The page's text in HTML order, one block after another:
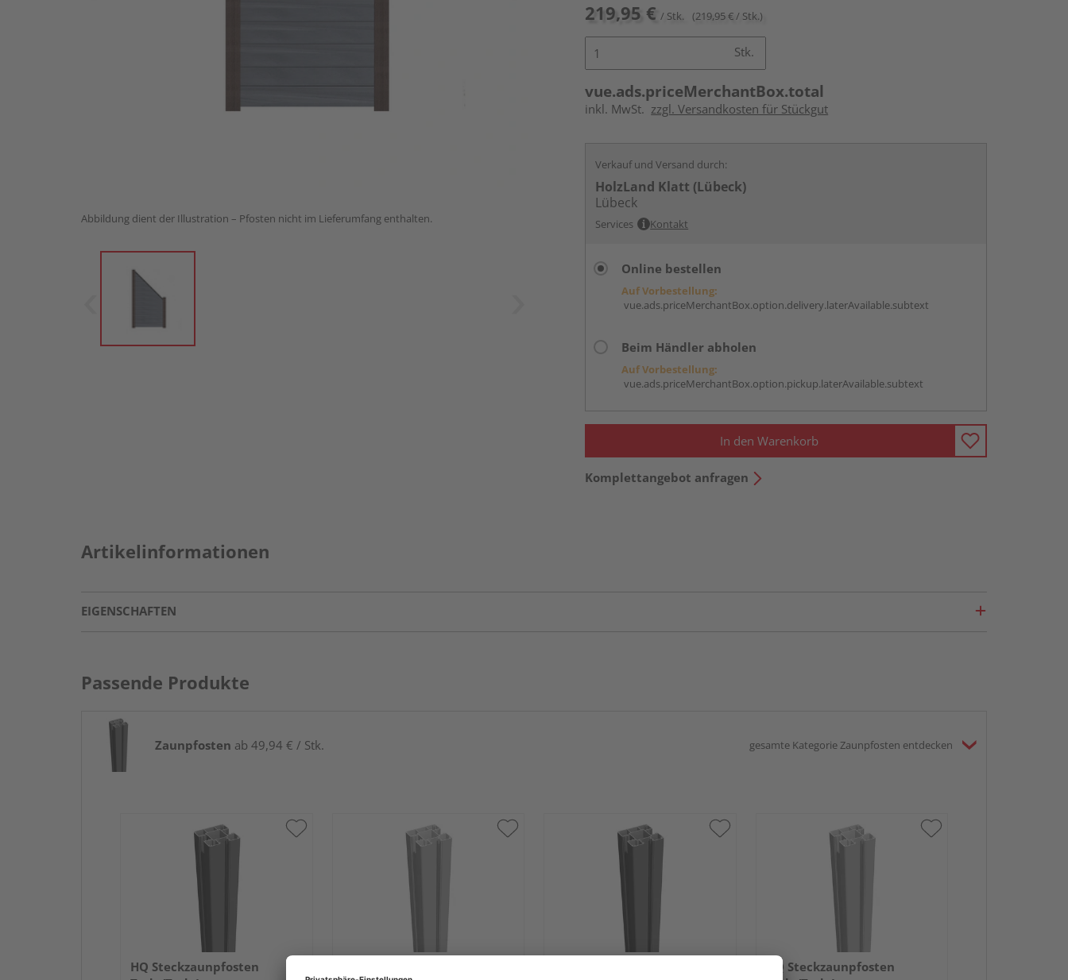
Abbildung dient der Illustration – Pfosten nicht im Lieferumfang enthalten.
219,95 € / Stk. (219,95 € / Stk.)
Stk.
vue.ads.priceMerchantBox.total
inkl. MwSt. zzgl. Versandkosten für Stückgut
Verkauf und Versand durch:
HolzLand Klatt (Lübeck)
Lübeck
Services Kontakt
Online bestellen
Auf Vorbestellung:
vue.ads.priceMerchantBox.option.delivery.laterAvailable.subtext
Beim Händler abholen
Auf Vorbestellung:
vue.ads.priceMerchantBox.option.pickup.laterAvailable.subtext
In den Warenkorb
Komplettangebot anfragen
Artikelinformationen
EIGENSCHAFTEN
Passende Produkte
Zaunpfosten ab 49,94 € / Stk. gesamte Kategorie Zaunpfosten entdecken
HQ Steckzaunpfosten
HQ Steckzaunpfosten